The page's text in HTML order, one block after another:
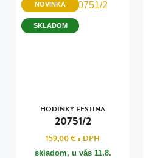
NOVINKA
SKLADOM
HODINKY FESTINA
20751/2
159,00 €s DPH
skladom, u vás 11.8.